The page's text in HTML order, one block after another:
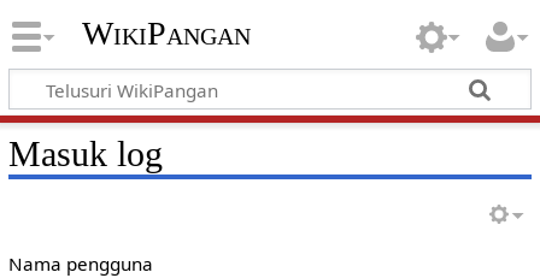
WikiPangan
Masuk log
Nama pengguna